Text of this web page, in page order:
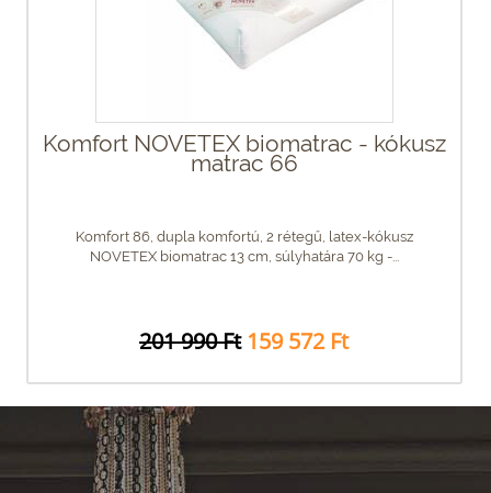
Komfort NOVETEX biomatrac - kókusz
matrac 66
Komfort 86, dupla komfortú, 2 rétegű, latex-kókusz
NOVETEX biomatrac 13 cm, súlyhatára 70 kg -...
201 990 Ft 159 572 Ft